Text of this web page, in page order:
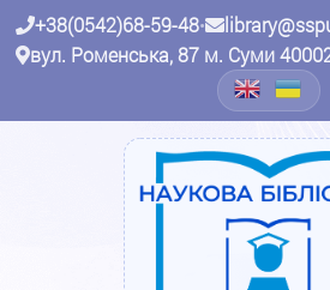
+38(0542)68-59-48•
вул. Роменська, 87 м. Суми